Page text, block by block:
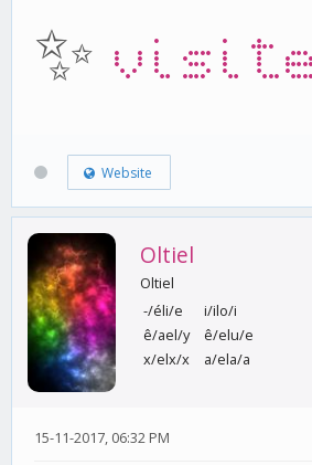
✨ visite
Website
Oltiel
Oltiel
-/éli/e
i/ilo/i
ê/ael/y
ê/elu/e
x/elx/x
a/ela/a
15-11-2017, 06:32 PM